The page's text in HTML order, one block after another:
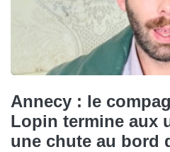
Annecy : le
Lopin termine aux
une chute au bord